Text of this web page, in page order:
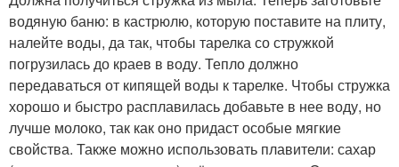
водяную баню: в кастрюлю, которую поставите на плиту,
налейте воды, да так, чтобы тарелка со стружкой
погрузилась до краев в воду. Тепло должно
передаваться от кипящей воды к тарелке. Чтобы стружка
хорошо и быстро расплавилась добавьте в нее воду, но
лучше молоко, так как оно придаст особые мягкие
свойства. Также можно использовать плавители: сахар